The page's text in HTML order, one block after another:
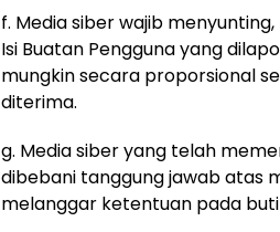
f. Media siber wajib
Isi Buatan Pengguna yang
mungkin secara proporsional
diterima.
g. Media siber yang telah
dibebani tanggung jawab atas
melanggar ketentuan pada